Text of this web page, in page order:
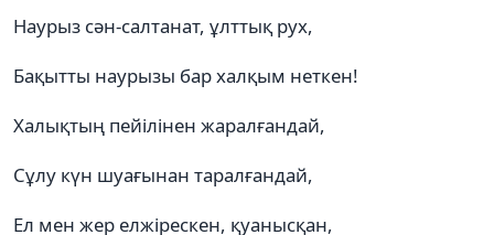
Наурыз сән-салтанат, ұлттық рух,
Бақытты наурызы бар халқым неткен!
Халықтың пейілінен жаралғандай,
Сұлу күн шуағынан таралғандай,
Ел мен жер елжірескен, қуанысқан,